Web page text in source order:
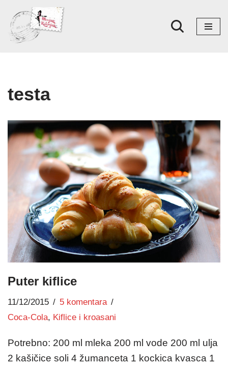
Skoči
na
testa
Puter kiflice
11/12/2015
5 komentara
Coca-Cola, Kiflice i kroasani
Potrebno: 200 ml mleka 200 ml vode 200 ml ulja
2 kašičice soli 4 žumanceta 1 kockica kvasca 1